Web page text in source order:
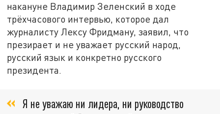
накануне Владимир Зеленский в ходе
трёхчасового интервью, которое дал
журналисту Лексу Фридману, заявил, что
презирает и не уважает русский народ,
русский язык и конкретно русского
президента.
Я не уважаю ни лидера, ни руководство